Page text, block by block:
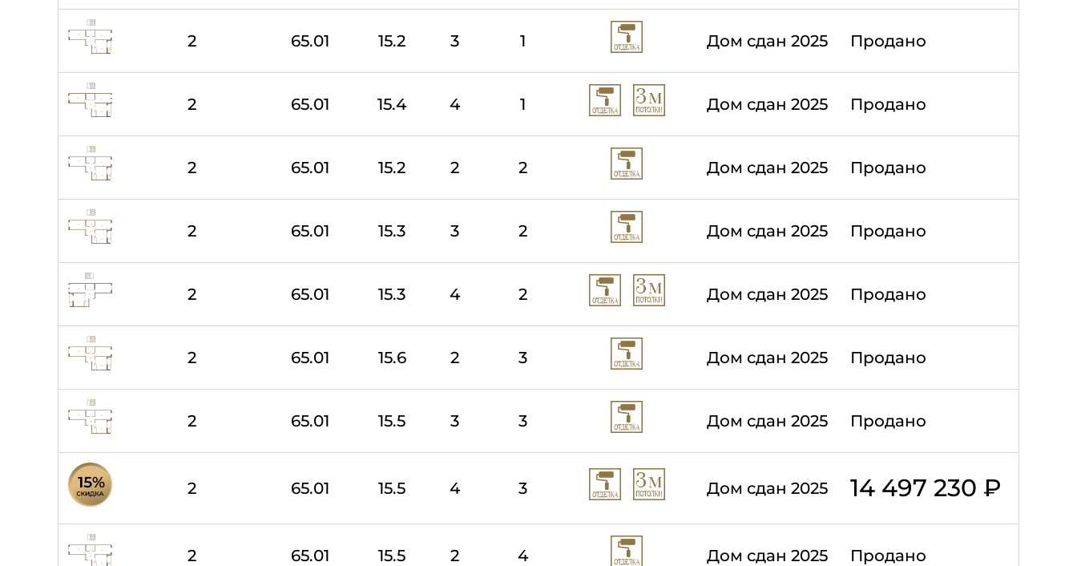
2 65.01 15.2 3 1 Дом сдан 2025 Продано
2 65.01 15.4 4 1 Дом сдан 2025 Продано
2 65.01 15.2 2 2 Дом сдан 2025 Продано
2 65.01 15.3 3 2 Дом сдан 2025 Продано
2 65.01 15.3 4 2 Дом сдан 2025 Продано
2 65.01 15.6 2 3 Дом сдан 2025 Продано
2 65.01 15.5 3 3 Дом сдан 2025 Продано
2 65.01 15.5 4 3 Дом сдан 2025 14 497 230 ₽
2 65.01 15.5 2 4 Дом сдан 2025 Продано